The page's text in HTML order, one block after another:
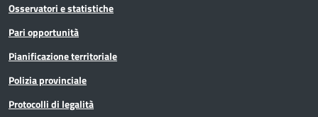
Osservatori e statistiche
Pari opportunità
Pianificazione territoriale
Polizia provinciale
Protocolli di legalità